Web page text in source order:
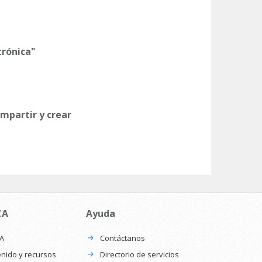
y crear
y recursos
Ayuda
Contáctanos
Directorio de servicios